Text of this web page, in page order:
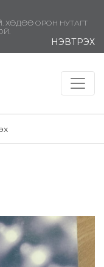
ХӨДӨӨ ОРОН НУТАГТ
НЭВТРЭХ